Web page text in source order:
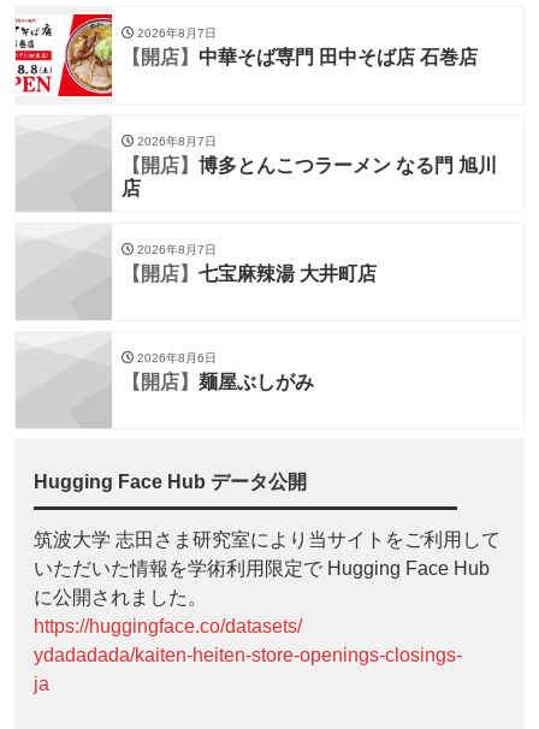
2026年8月7日
【開店】 中華そば専門 田中そば店 石巻店
2026年8月7日
【開店】 博多とんこつラーメン なる門 旭川
店
2026年8月7日
【開店】 七宝麻辣湯 大井町店
2026年8月6日
【開店】 麺屋ぶしがみ
Hugging Face Hub データ公開
筑波大学 志田さま研究室により当サイトをご利用して
いただいた情報を学術利用限定で Hugging Face Hub
に公開されました。
https://huggingface.co/datasets/
ydadadada/kaiten-heiten-store-openings-closings-
ja